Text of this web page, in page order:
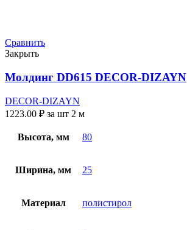
Сравнить
Закрыть
Молдинг DD615 DECOR-DIZAYN
DECOR-DIZAYN
1223.00 ₽ за шт 2 м
Высота, мм 80
Ширина, мм 25
Материал полистирол